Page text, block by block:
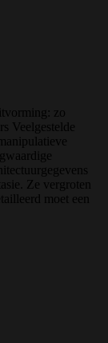
zo
Veelgestelde
Ze vergroten
moet een